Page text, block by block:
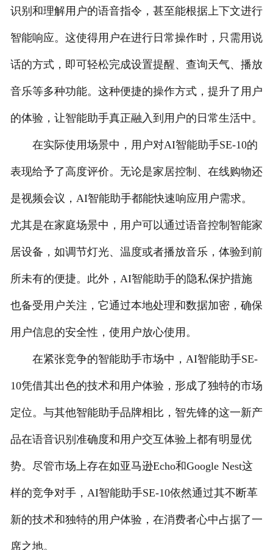
识别和理解用户的语音指令，甚至能根据上下文进行
智能响应。这使得用户在进行日常操作时，只需用说
话的方式，即可轻松完成设置提醒、查询天气、播放
音乐等多种功能。这种便捷的操作方式，提升了用户
的体验，让智能助手真正融入到用户的日常生活中。
在实际使用场景中，用户对AI智能助手SE-10的
表现给予了高度评价。无论是家居控制、在线购物还
是视频会议，AI智能助手都能快速响应用户需求。
尤其是在家庭场景中，用户可以通过语音控制智能家
居设备，如调节灯光、温度或者播放音乐，体验到前
所未有的便捷。此外，AI智能助手的隐私保护措施
也备受用户关注，它通过本地处理和数据加密，确保
用户信息的安全性，使用户放心使用。
在紧张竞争的智能助手市场中，AI智能助手SE-
10凭借其出色的技术和用户体验，形成了独特的市场
定位。与其他智能助手品牌相比，智先锋的这一新产
品在语音识别准确度和用户交互体验上都有明显优
势。尽管市场上存在如亚马逊Echo和Google Nest这
样的竞争对手，AI智能助手SE-10依然通过其不断革
新的技术和独特的用户体验，在消费者心中占据了一
席之地。